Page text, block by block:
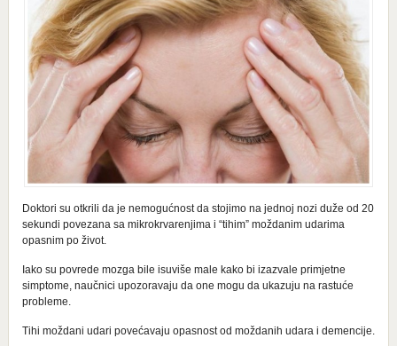
Doktori su otkrili da je nemogućnost da stojimo na jednoj nozi duže od 20
sekundi povezana sa mikrokrvarenjima i “tihim” moždanim udarima
opasnim po život.
Iako su povrede mozga bile isuviše male kako bi izazvale primjetne
simptome, naučnici upozoravaju da one mogu da ukazuju na rastuće
probleme.
Tihi moždani udari povećavaju opasnost od moždanih udara i demencije.